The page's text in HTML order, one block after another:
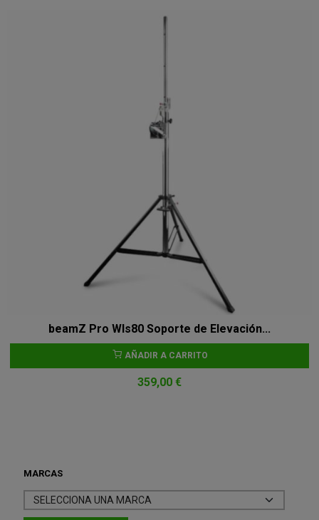
MARCAS
beamZ Pro Wls80 Soporte de Elevación...
AÑADIR A CARRITO
359,00 €